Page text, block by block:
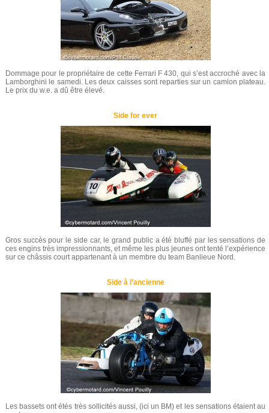
Dommage pour le propriétaire de cette Ferrari F 430, qui s’est accroché avec la
Lamborghini le samedi. Les deux caisses sont reparties sur un camion plateau.
Le prix du w.e. a dû être élevé.
Side for ever
Gros succès pour le side car, le grand public a été bluffé par les sensations de
ces engins très impressionnants, et même les plus jeunes ont tenté l’expérience
sur ce châssis court appartenant à un membre du team Banlieue Nord.
Side à l’ancienne
Les bassets ont étés très sollicités aussi, (ici un BM) et les sensations étaient au